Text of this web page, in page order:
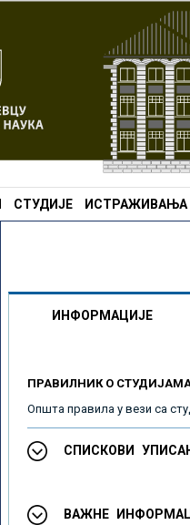
СТУДИЈЕ ИСТРАЖИВАЊА
ИНФОРМАЦИЈЕ
ПРАВИЛНИК О
Општа правила у вези са
СПИСКОВИ
ВАЖНЕ